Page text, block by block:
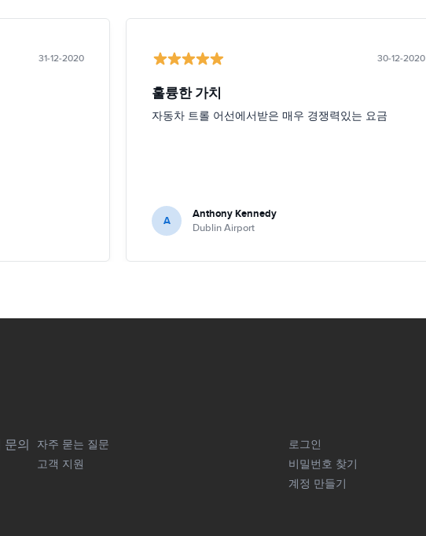
31-12-2020 30-12-2020
훌륭한 가치
자동차 트롤 어선에서받은 매우 경쟁력있는 요금
A Anthony Kennedy
Dublin Airport
의
자주 묻는 질문
고객 지원
로그인
비밀번호 찾기
계정 만들기